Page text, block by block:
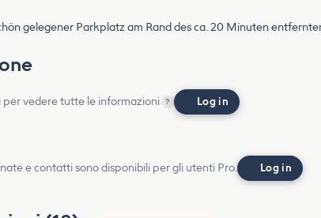
gelegener Parkplatz am Rand des ca. 20 Minuten
per vedere tutte le informazioni ? Log in
e contatti sono disponibili per gli utenti Pro. Log in